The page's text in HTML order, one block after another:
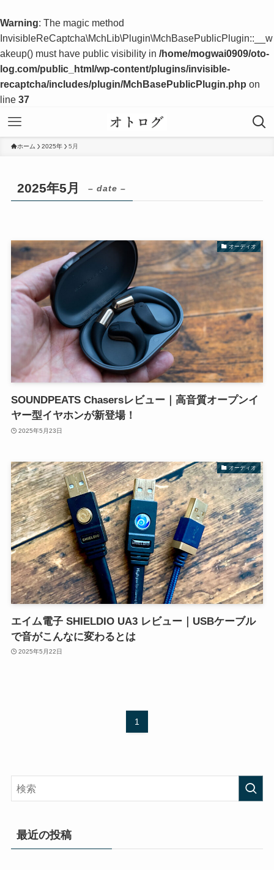
Warning: The magic method
InvisibleReCaptcha\MchLib\Plugin\MchBasePublicPlugin::__w
akeup() must have public visibility in /home/mogwai0909/oto-
log.com/public_html/wp-content/plugins/invisible-
recaptcha/includes/plugin/MchBasePublicPlugin.php on
line 37
ホーム 2025年 5月
2025年5月 – date –
オーディオ
SOUNDPEATS Chasersレビュー｜高音質オープンイ
ヤー型イヤホンが新登場！
2025年5月23日
オーディオ
エイム電子 SHIELDIO UA3 レビュー｜USBケーブル
で音がこんなに変わるとは
2025年5月22日
1
最近の投稿